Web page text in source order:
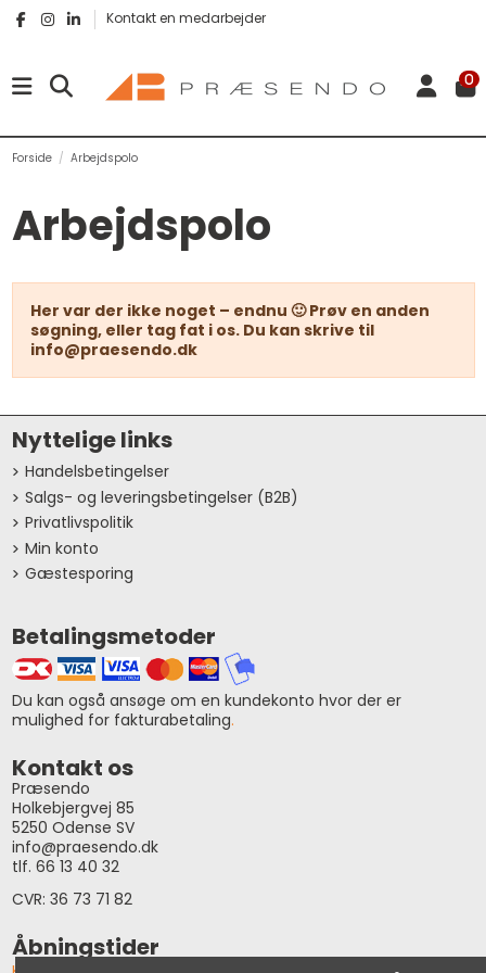
Kontakt en medarbejder
0
Forside Arbejdspolo
Arbejdspolo
Her var der ikke noget – endnu 🙂 Prøv en anden
søgning, eller tag fat i os. Du kan skrive til
info@praesendo.dk
Nyttelige links
Handelsbetingelser
Salgs- og leveringsbetingelser (B2B)
Privatlivspolitik
Min konto
Gæstesporing
Betalingsmetoder
Du kan også ansøge om en kundekonto hvor der er
mulighed for fakturabetaling.
Kontakt os
Præsendo
Holkebjergvej 85
5250 Odense SV
info@praesendo.dk
tlf. 66 13 40 32
CVR: 36 73 71 82
Åbningstider